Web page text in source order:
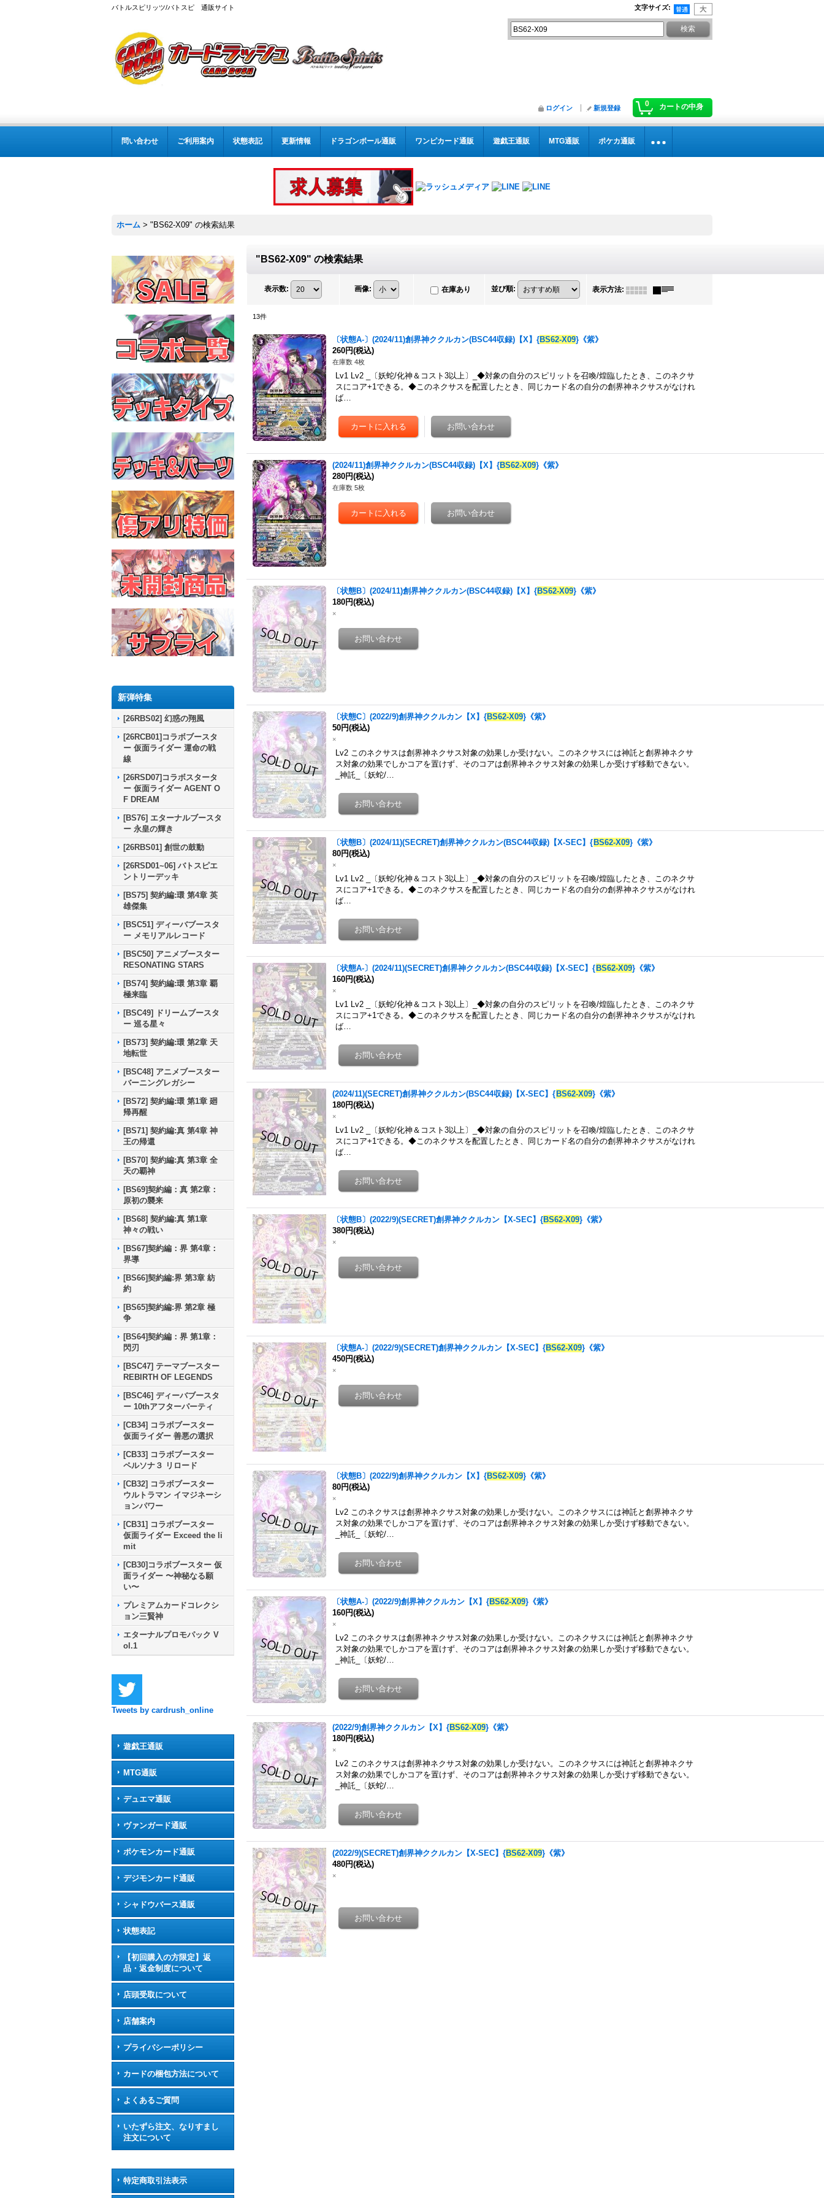
バトルスピリッツ/バトスピ 通販サイト 文字サイズ:
0 カートの中身
ログイン 新規登録
問い合わせ ご利用案内 状態表記 更新情報 ドラゴンボール通販 ワンピカード通販 遊戯王通販 MTG通販 ポケカ通販
ホーム > "BS62-X09" の検索結果
新弾特集
[26RBS02] 幻惑の翔風
[26RCB01]コラボブースタ
ー 仮面ライダー 運命の戦
線
[26RSD07]コラボスタータ
ー 仮面ライダー AGENT O
F DREAM
[BS76] エターナルブースタ
ー 永皇の輝き
[26RBS01] 創世の鼓動
[26RSD01~06] バトスピエ
ントリーデッキ
[BS75] 契約編:環 第4章 英
雄傑集
[BSC51] ディーバブースタ
ー メモリアルレコード
[BSC50] アニメブースター
RESONATING STARS
[BS74] 契約編:環 第3章 覇
極来臨
[BSC49] ドリームブースタ
ー 巡る星々
[BS73] 契約編:環 第2章 天
地転世
[BSC48] アニメブースター
バーニングレガシー
[BS72] 契約編:環 第1章 廻
帰再醒
[BS71] 契約編:真 第4章 神
王の帰還
[BS70] 契約編:真 第3章 全
天の覇神
[BS69]契約編：真 第2章：
原初の襲来
[BS68] 契約編:真 第1章
神々の戦い
[BS67]契約編：界 第4章：
界導
[BS66]契約編:界 第3章 紡
約
[BS65]契約編:界 第2章 極
争
[BS64]契約編：界 第1章：
閃刃
[BSC47] テーマブースター
REBIRTH OF LEGENDS
[BSC46] ディーバブースタ
ー 10thアフターパーティ
[CB34] コラボブースター
仮面ライダー 善悪の選択
[CB33] コラボブースター
ペルソナ３ リロード
[CB32] コラボブースター
ウルトラマン イマジネーシ
ョンパワー
[CB31] コラボブースター
仮面ライダー Exceed the li
mit
[CB30]コラボブースター 仮
面ライダー 〜神秘なる願
い〜
プレミアムカードコレクシ
ョン三賢神
エターナルプロモパック V
ol.1
Tweets by cardrush_online
遊戯王通販
MTG通販
デュエマ通販
ヴァンガード通販
ポケモンカード通販
デジモンカード通販
シャドウバース通販
状態表記
【初回購入の方限定】返
品・返金制度について
店頭受取について
店舗案内
プライバシーポリシー
カードの梱包方法について
よくあるご質問
いたずら注文、なりすまし
注文について
特定商取引法表示
"BS62-X09" の検索結果
表示数: 画像: 在庫あり 並び順: 表示方法:
13件
〔状態A-〕(2024/11)創界神ククルカン(BSC44収録)【X】{BS62-X09}《紫》
260円(税込)
在庫数 4枚
Lv1 Lv2 _〔妖蛇/化神＆コスト3以上〕_◆対象の自分のスピリットを召喚/煌臨したとき、このネクサ
スにコア+1できる。◆このネクサスを配置したとき、同じカード名の自分の創界神ネクサスがなけれ
ば…
(2024/11)創界神ククルカン(BSC44収録)【X】{BS62-X09}《紫》
280円(税込)
在庫数 5枚
〔状態B〕(2024/11)創界神ククルカン(BSC44収録)【X】{BS62-X09}《紫》
180円(税込)
×
〔状態C〕(2022/9)創界神ククルカン【X】{BS62-X09}《紫》
50円(税込)
×
Lv2 このネクサスは創界神ネクサス対象の効果しか受けない。このネクサスには神託と創界神ネクサ
ス対象の効果でしかコアを置けず、そのコアは創界神ネクサス対象の効果しか受けず移動できない。
_神託_〔妖蛇/…
〔状態B〕(2024/11)(SECRET)創界神ククルカン(BSC44収録)【X-SEC】{ BS62-X09}《紫》
80円(税込)
×
Lv1 Lv2 _〔妖蛇/化神＆コスト3以上〕_◆対象の自分のスピリットを召喚/煌臨したとき、このネクサ
スにコア+1できる。◆このネクサスを配置したとき、同じカード名の自分の創界神ネクサスがなけれ
ば…
〔状態A-〕(2024/11)(SECRET)創界神ククルカン(BSC44収録)【X-SEC】{ BS62-X09}《紫》
160円(税込)
×
Lv1 Lv2 _〔妖蛇/化神＆コスト3以上〕_◆対象の自分のスピリットを召喚/煌臨したとき、このネクサ
スにコア+1できる。◆このネクサスを配置したとき、同じカード名の自分の創界神ネクサスがなけれ
ば…
(2024/11)(SECRET)創界神ククルカン(BSC44収録)【X-SEC】{ BS62-X09}《紫》
180円(税込)
×
Lv1 Lv2 _〔妖蛇/化神＆コスト3以上〕_◆対象の自分のスピリットを召喚/煌臨したとき、このネクサ
スにコア+1できる。◆このネクサスを配置したとき、同じカード名の自分の創界神ネクサスがなけれ
ば…
〔状態B〕(2022/9)(SECRET)創界神ククルカン【X-SEC】{BS62-X09}《紫》
380円(税込)
×
〔状態A-〕(2022/9)(SECRET)創界神ククルカン【X-SEC】{BS62-X09}《紫》
450円(税込)
×
〔状態B〕(2022/9)創界神ククルカン【X】{BS62-X09}《紫》
80円(税込)
×
Lv2 このネクサスは創界神ネクサス対象の効果しか受けない。このネクサスには神託と創界神ネクサ
ス対象の効果でしかコアを置けず、そのコアは創界神ネクサス対象の効果しか受けず移動できない。
_神託_〔妖蛇/…
〔状態A-〕(2022/9)創界神ククルカン【X】{BS62-X09}《紫》
160円(税込)
×
Lv2 このネクサスは創界神ネクサス対象の効果しか受けない。このネクサスには神託と創界神ネクサ
ス対象の効果でしかコアを置けず、そのコアは創界神ネクサス対象の効果しか受けず移動できない。
_神託_〔妖蛇/…
(2022/9)創界神ククルカン【X】{BS62-X09}《紫》
180円(税込)
×
Lv2 このネクサスは創界神ネクサス対象の効果しか受けない。このネクサスには神託と創界神ネクサ
ス対象の効果でしかコアを置けず、そのコアは創界神ネクサス対象の効果しか受けず移動できない。
_神託_〔妖蛇/…
(2022/9)(SECRET)創界神ククルカン【X-SEC】{BS62-X09}《紫》
480円(税込)
×